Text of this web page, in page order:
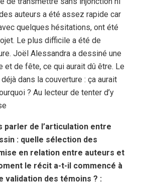
auteurs a été assez rapide car
quelques hésitations, ont été
Le plus difficile a été de
Joël Alessandra a dessiné une
et de fête, ce qui aurait dû être. Le
dans la couverture : ça aurait
? Au lecteur de tenter d’y
parler de l’articulation entre
: quelle sélection des
en relation entre auteurs et
le récit a-t-il commencé à
validation des témoins ? :